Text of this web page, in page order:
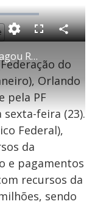
Presidente da Fecomércio pagou R$ 20 milhões a escritório de Adriana Ancelmo, segundo MPF
F
s
c
r
e
n
C
o
a
r
i
do
Orlando
pela PF
sexta-feira (23).
Federal),
da
e pagamentos
recursos da
sendo